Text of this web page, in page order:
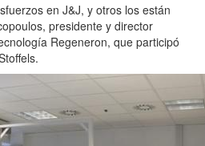
en J&J, y otros los están
presidente y director
Regeneron, que participó